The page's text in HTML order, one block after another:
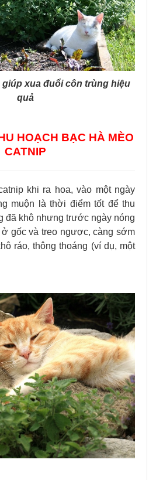
xua đuổi côn trùng hiệu
quả
HOẠCH BẠC HÀ MÈO
CATNIP
khi ra hoa, vào một ngày
muộn là thời điểm tốt để thu
đã khô nhưng trước ngày nóng
ở gốc và treo ngược, càng sớm
ráo, thông thoáng (ví dụ, một